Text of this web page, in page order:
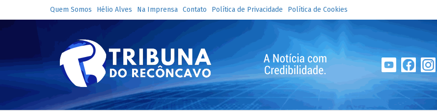
Quem Somos Hélio Alves Na Imprensa Contato Política de Privacidade Política de Cookies